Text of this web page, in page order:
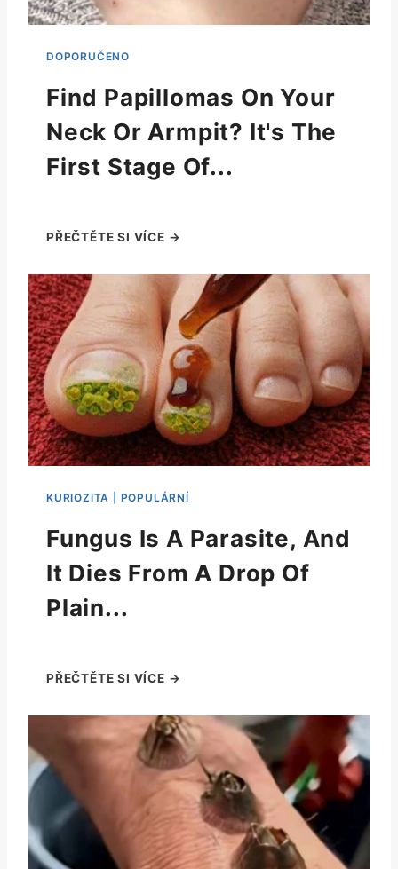
Find Papillomas On Your
Neck Or Armpit? It's The
First Stage Of...
Fungus Is A Parasite, And
It Dies From A Drop Of
Plain...